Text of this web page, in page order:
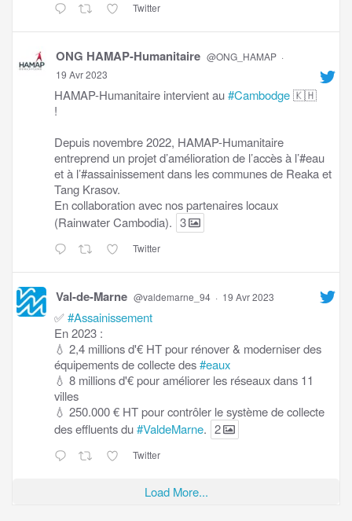
Twitter
ONG HAMAP-Humanitaire @ONG_HAMAP ·
19 Avr 2023
HAMAP-Humanitaire intervient au#Cambodge🇰🇭
!
Depuis novembre 2022, HAMAP-Humanitaire
entreprend un projet d’amélioration de l’accès à l’#eau
et à l’#assainissement dans les communes de Reaka et
Tang Krasov.
En collaboration avec nos partenaires locaux
(Rainwater Cambodia). 3
Twitter
Val-de-Marne @valdemarne_94 · 19 Avr 2023
✅#Assainissement
En 2023 :
💧 2,4 millions d'€ HT pour rénover & moderniser des
équipements de collecte des#eaux
💧 8 millions d'€ pour améliorer les réseaux dans 11
villes
💧 250.000 € HT pour contrôler le système de collecte
des effluents du#ValdeMarne. 2
Twitter
Load More...